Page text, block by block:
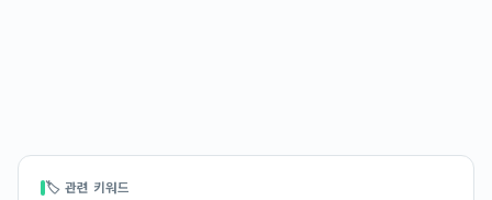
🏷 관련 키워드